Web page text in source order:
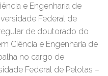
e Engenharia de
Federal de
de doutorado do
Ciência e Engenharia de
no cargo de
Federal de Pelotas –